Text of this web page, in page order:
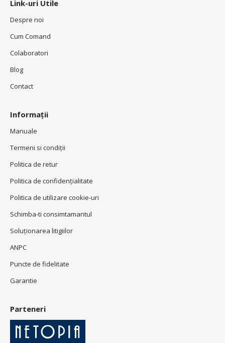
Link-uri Utile
Despre noi
Cum Comand
Colaboratori
Blog
Contact
Informații
Manuale
Termeni si condiţii
Politica de retur
Politica de confidenţialitate
Politica de utilizare cookie-uri
Schimba-ti consimtamantul
Soluționarea litigiilor
ANPC
Puncte de fidelitate
Garantie
Parteneri